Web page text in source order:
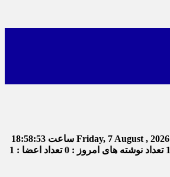
Friday, 7 August , 2026 ساعت 18:58:54
تعداد نوشته های امروز : 0
تعداد اعضا : 1